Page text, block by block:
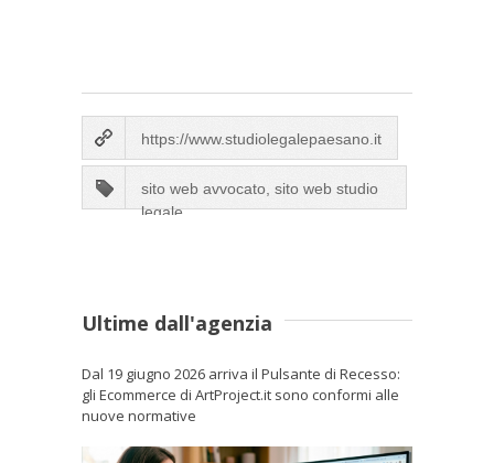
https://www.studiolegalepaesano.it
sito web avvocato, sito web studio
legale
Ultime dall'agenzia
Dal 19 giugno 2026 arriva il Pulsante di Recesso:
gli Ecommerce di ArtProject.it sono conformi alle
nuove normative